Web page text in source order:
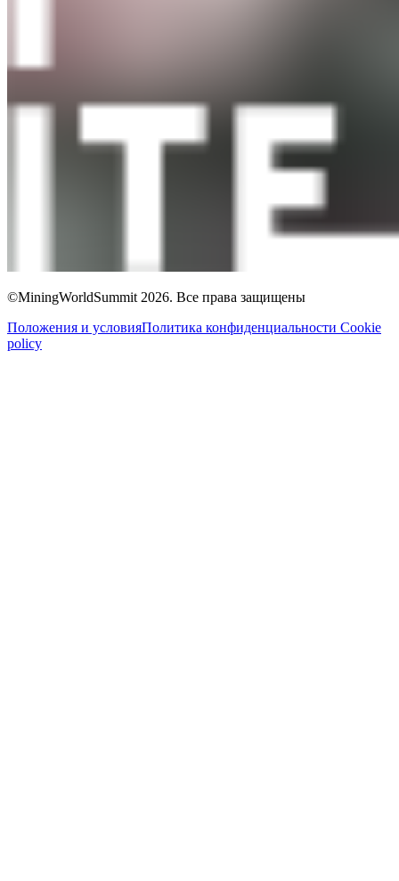
©MiningWorldSummit 2026. Все права защищены
Положения и условияПолитика конфиденциальности Cookie
policy